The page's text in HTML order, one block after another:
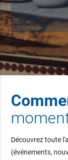
Découvrez toute
(événements,